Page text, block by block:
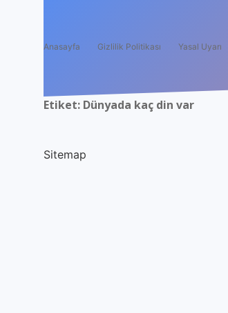
Anasayfa Gizlilik Politikası Yasal Uyarı
Etiket: Dünyada kaç din var
Sitemap